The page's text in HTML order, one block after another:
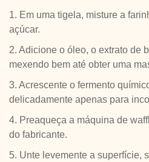
1. Em uma tigela, misture a
açúcar.
2. Adicione o óleo, o extrato de
mexendo bem até obter uma
3. Acrescente o fermento
delicadamente apenas para
4. Preaqueça a máquina de
do fabricante.
5. Unte levemente a superfície,